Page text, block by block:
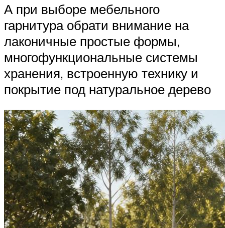
А при выборе мебельного
гарнитура обрати внимание на
лаконичные простые формы,
многофункциональные системы
хранения, встроенную технику и
покрытие под натуральное дерево